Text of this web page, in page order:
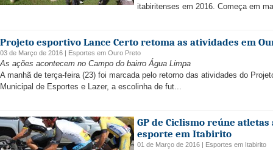
itabiritenses em 2016. Começa em
Projeto esportivo Lance Certo retoma as atividades em
03 de Março de 2016 | Esportes em Ouro Preto
As ações acontecem no Campo do bairro Água Limpa
A manhã de terça-feira (23) foi marcada pelo retorno das atividades do
Municipal de Esportes e Lazer, a escolinha de fut...
GP de Ciclismo reúne
esporte em Itabirito
01 de Março de 2016 | Esportes em Itabirito